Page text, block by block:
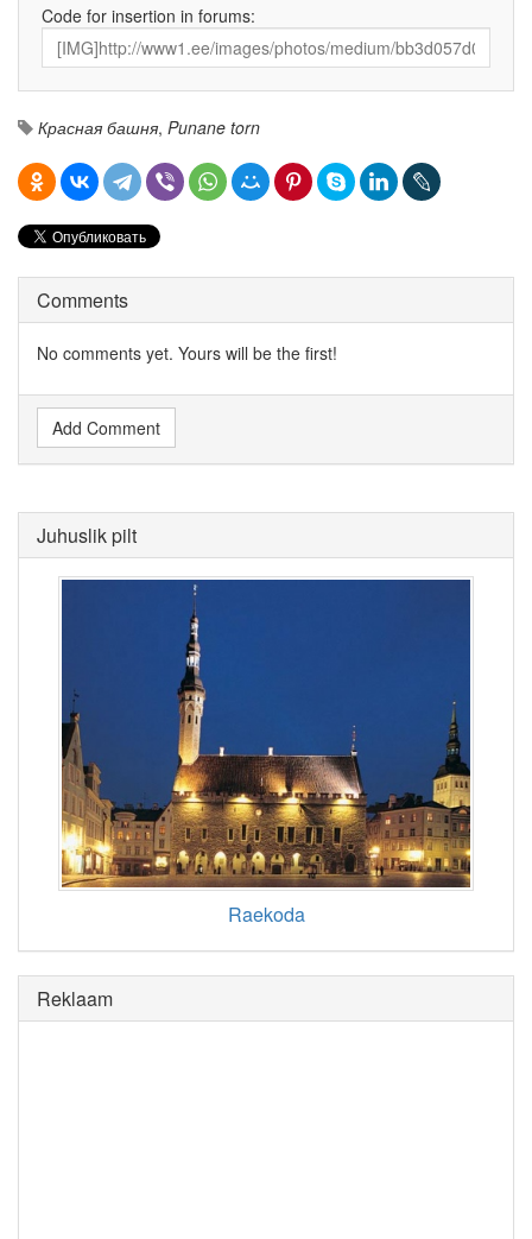
Code for insertion in forums:
Красная башня, Punane torn
Comments
No comments yet. Yours will be the first!
Add Comment
Juhuslik pilt
Raekoda
Reklaam